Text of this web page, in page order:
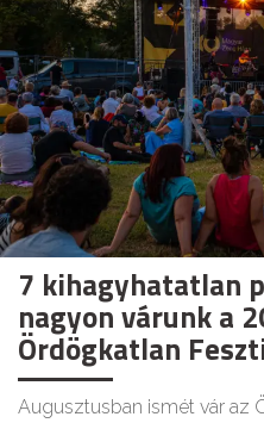
7 kihagyhatatlan
nagyon várunk a
Ördögkatlan
Augusztusban ismét vár az